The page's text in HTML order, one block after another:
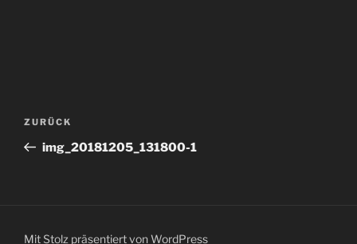
Beitragsnavigation
Vorheriger
Beitrag
ZURÜCK
img_20181205_131800-1
Mit Stolz präsentiert von WordPress